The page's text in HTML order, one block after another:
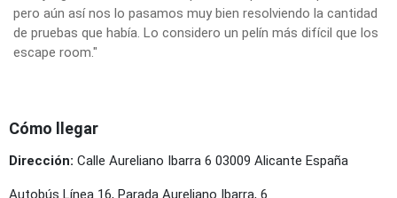
pero aún así nos lo pasamos muy bien resolviendo la cantidad
de pruebas que había. Lo considero un pelín más difícil que los
escape room."
Cómo llegar
Dirección: Calle Aureliano Ibarra 6 03009 Alicante España
Autobús Línea 16, Parada Aureliano Ibarra, 6